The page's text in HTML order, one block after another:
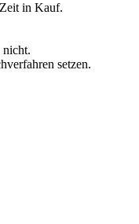
in Kauf.
nicht.
setzen.